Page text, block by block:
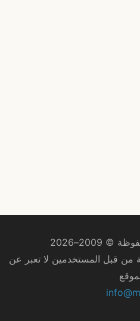
من قبل المستخدمين لا تعبر عن